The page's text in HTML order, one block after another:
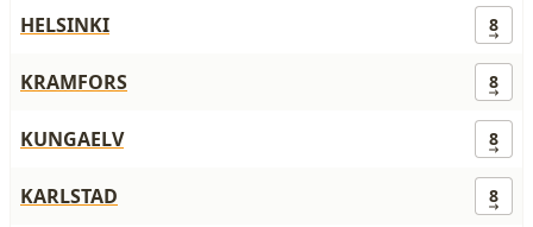
HELSINKI 8
KRAMFORS 8
KUNGAELV 8
KARLSTAD 8